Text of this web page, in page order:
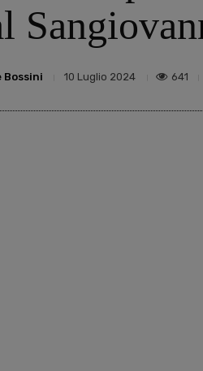
Bossini 10 Luglio 2024 641